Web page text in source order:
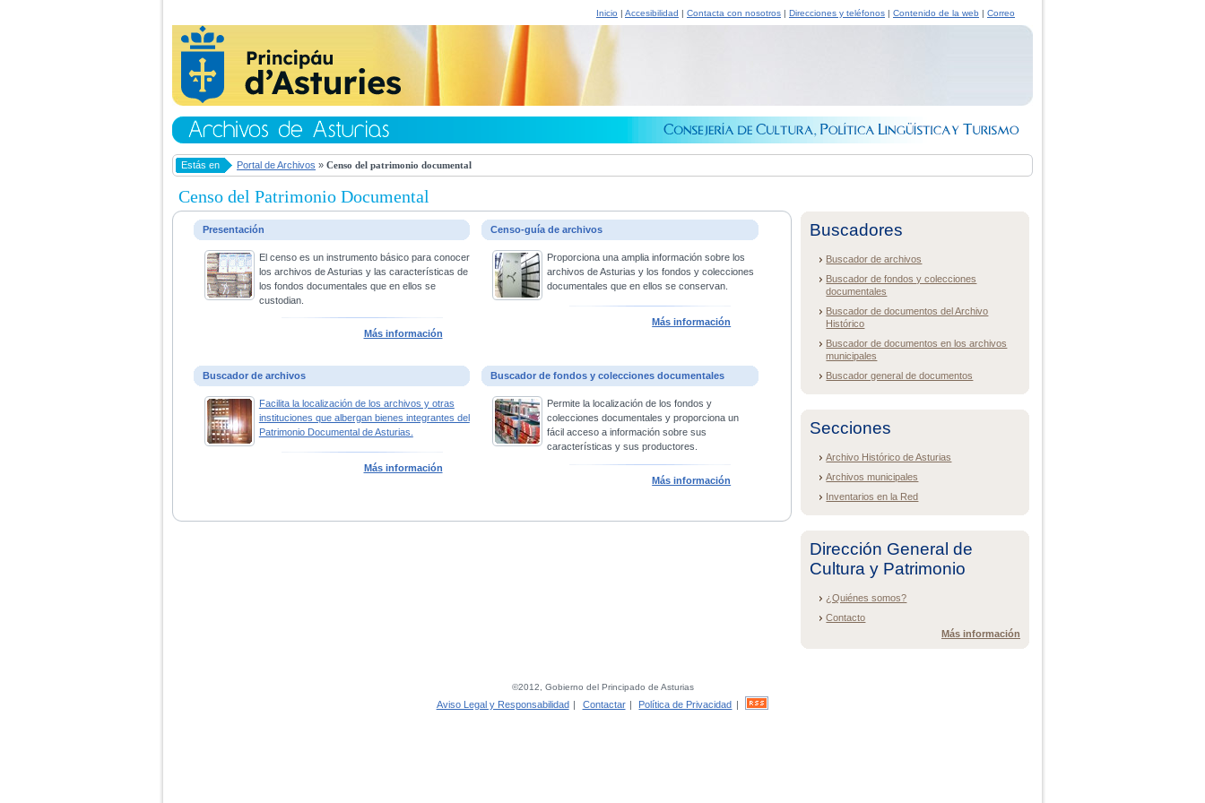
Inicio | Accesibilidad | Contacta con nosotros | Direcciones y teléfonos | Contenido de la web | Correo
Estás en Portal de Archivos » Censo del patrimonio documental
Censo del Patrimonio Documental
Presentación
El censo es un instrumento básico para conocer
los archivos de Asturias y las características de
los fondos documentales que en ellos se
custodian.
Más información
Censo-guía de archivos
Proporciona una amplia información sobre los
archivos de Asturias y los fondos y colecciones
documentales que en ellos se conservan.
Más información
Buscador de archivos
Facilita la localización de los archivos y otras
instituciones que albergan bienes integrantes del
Patrimonio Documental de Asturias.
Más información
Buscador de fondos y colecciones documentales
Permite la localización de los fondos y
colecciones documentales y proporciona un
fácil acceso a información sobre sus
características y sus productores.
Más información
Buscadores
Buscador de archivos
Buscador de fondos y colecciones
documentales
Buscador de documentos del Archivo
Histórico
Buscador de documentos en los archivos
municipales
Buscador general de documentos
Secciones
Archivo Histórico de Asturias
Archivos municipales
Inventarios en la Red
Dirección General de
Cultura y Patrimonio
¿Quiénes somos?
Contacto
Más información
©2012, Gobierno del Principado de Asturias
Aviso Legal y Responsabilidad | Contactar | Política de Privacidad |